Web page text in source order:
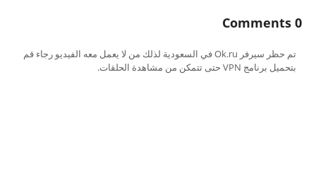
0 Comments
تم حظر سيرفر Ok.ru في السعودية لذلك من لا يعمل معه الفيديو رجاء قم
بتحميل برنامج VPN حتى تتمكن من مشاهدة الحلقات.